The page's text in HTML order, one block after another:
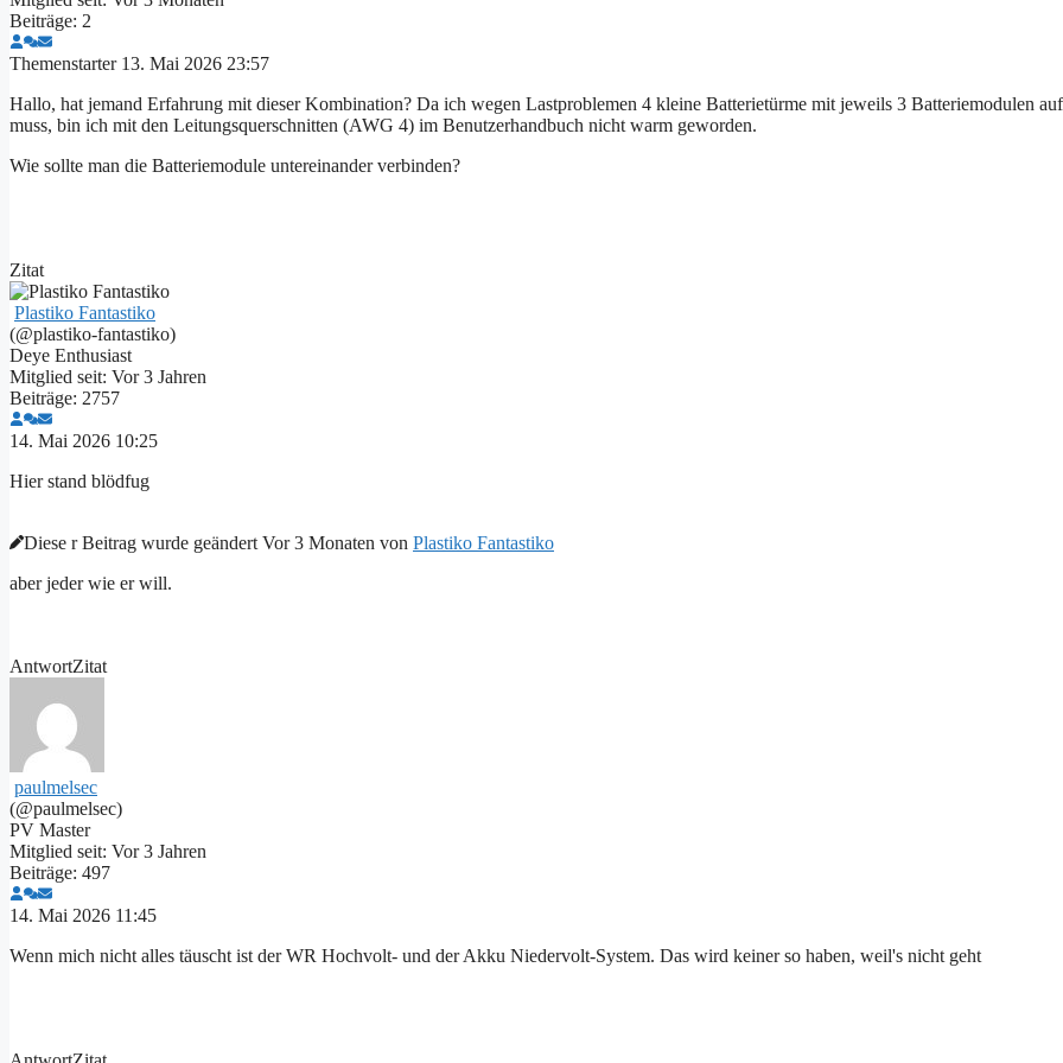
Beiträge: 2
Themenstarter 13. Mai 2026 23:57
Hallo, hat jemand Erfahrung mit dieser Kombination? Da ich wegen Lastproblemen 4 kleine Batterietürme mit jeweils 3 Batteriemodulen
muss, bin ich mit den Leitungsquerschnitten (AWG 4) im Benutzerhandbuch nicht warm geworden.
Wie sollte man die Batteriemodule untereinander verbinden?
Zitat
Plastiko Fantastiko
(@plastiko-fantastiko)
Deye Enthusiast
Mitglied seit: Vor 3 Jahren
Beiträge: 2757
14. Mai 2026 10:25
Hier stand blödfug
Diese r Beitrag wurde geändert Vor 3 Monaten von Plastiko Fantastiko
aber jeder wie er will.
AntwortZitat
paulmelsec
(@paulmelsec)
PV Master
Mitglied seit: Vor 3 Jahren
Beiträge: 497
14. Mai 2026 11:45
Wenn mich nicht alles täuscht ist der WR Hochvolt- und der Akku Niedervolt-System. Das wird keiner so haben, weil's nicht geht